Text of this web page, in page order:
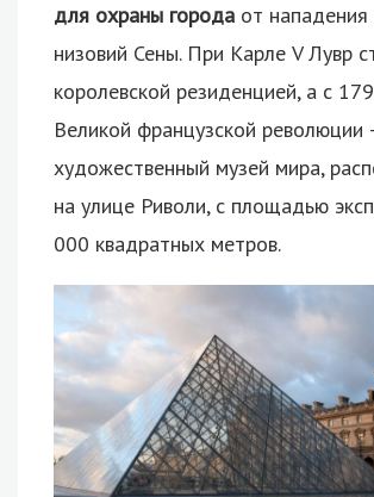
для охраны города от нападения
низовий Сены. При Карле V Лувр
королевской резиденцией, а с
Великой французской революции
художественный музей мира,
на улице Риволи, с площадью
000 квадратных метров.